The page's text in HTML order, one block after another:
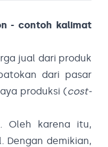
jual dari produk
dari pasar
produksi (cost-
Oleh karena itu,
demikian,